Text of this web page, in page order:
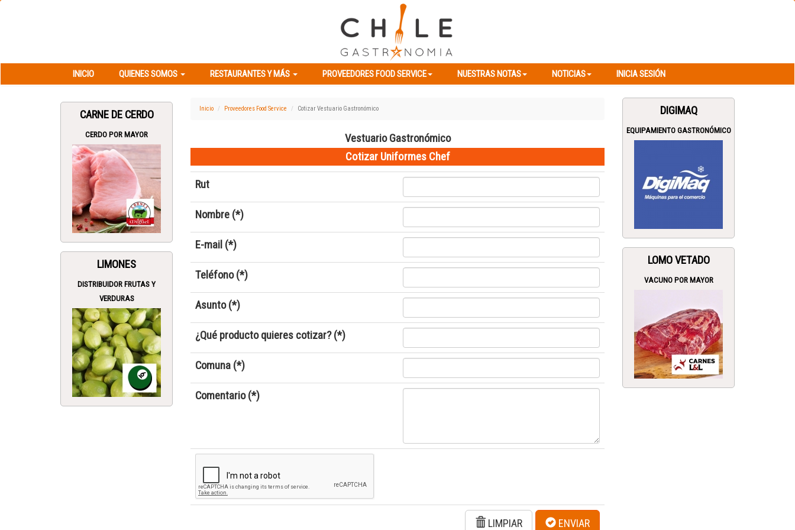
INICIO QUIENES SOMOS RESTAURANTES Y MÁS PROVEEDORES FOOD SERVICE NUESTRAS NOTAS NOTICIAS INICIA SESIÓN
PROVEEDORES FOOD SERVICE
CARNE DE CERDO
CERDO POR MAYOR
LIMONES
DISTRIBUIDOR FRUTAS Y
VERDURAS
Inicio Proveedores Food Service Cotizar Vestuario Gastronómico
Vestuario Gastronómico
Cotizar Uniformes Chef
Rut
Nombre (*)
E-mail (*)
Teléfono (*)
Asunto (*)
¿Qué producto quieres cotizar? (*)
Comuna (*)
Comentario (*)
ENVIAR
LIMPIAR
DIGIMAQ
EQUIPAMIENTO GASTRONÓMICO
LOMO VETADO
VACUNO POR MAYOR